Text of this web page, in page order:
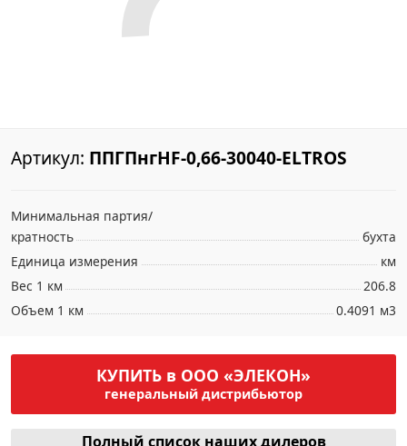
Артикул: ППГПнгHF-0,66-30040-ELTROS
Минимальная партия/
кратность
бухта
Единица измерения
км
Вес 1 км
206.8
Объем 1 км
0.4091 м3
КУПИТЬ в ООО «ЭЛЕКОН»
генеральный дистрибьютор
Полный список наших дилеров